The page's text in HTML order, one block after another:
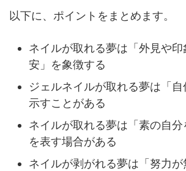
以下に、ポイントをまとめます。
ネイルが取れる夢は「外見や
安」を象徴する
ジェルネイルが取れる夢は「
示すことがある
ネイルが取れる夢は「素の自分
を表す場合がある
ネイルが剥がれる夢は「努力